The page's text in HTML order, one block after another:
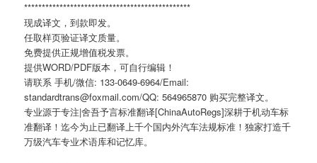
***********************************************
现成译文，到款即发。
任取样页验证译文质量。
免费提供正规增值税发票。
提供WORD/PDF版本，可自行编辑！
请联系 手机/微信: 133-0649-6964/Email:
standardtrans@foxmail.com/QQ: 564965870 购买完整译文。
专业源于专注|舍吾予言标准翻译[ChinaAutoRegs]深耕于机动车标
准翻译！迄今为止已翻译上千个国内外汽车法规标准！独家打造千
万级汽车专业术语库和记忆库。